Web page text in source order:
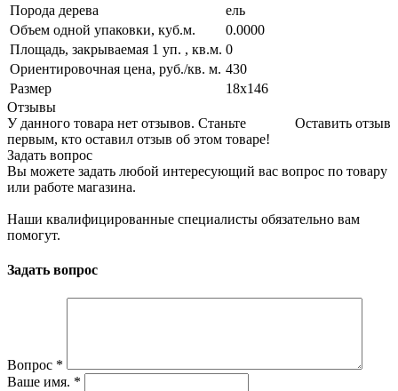
Порода дерева
ель
Объем одной упаковки, куб.м.
0.0000
Площадь, закрываемая 1 уп. , кв.м. 0
Ориентировочная цена, руб./кв. м. 430
Размер
18х146
Отзывы
Оставить отзыв
У данного товара нет отзывов. Станьте
первым, кто оставил отзыв об этом товаре!
Задать вопрос
Вы можете задать любой интересующий вас вопрос по товару
или работе магазина.
Наши квалифицированные специалисты обязательно вам
помогут.
Задать вопрос
Вопрос *
Ваше имя. *